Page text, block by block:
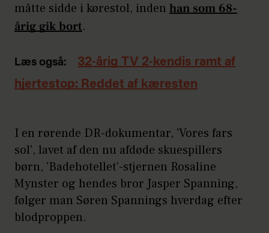
måtte sidde i kørestol, inden han som 68-
årig gik bort.
Læs også:
32-årig TV 2-kendis ramt af
hjertestop: Reddet af kæresten
I en rørende DR-dokumentar, 'Vores fars
sol', lavet af den nu afdøde skuespillers
børn, 'Badehotellet'-stjernen Rosaline
Mynster og hendes bror Jasper Spanning,
følger man Søren Spannings hverdag efter
blodproppen.